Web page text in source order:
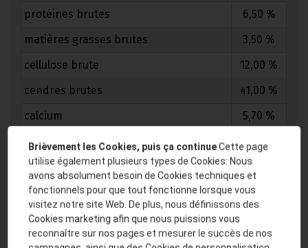
protéines brutes
6,50 %
matières grasses brutes
3,50 %
cellulose brute
12,00 %
cendres brutes
41,00 %
calcium
5,70 %
phosphore
sodium
4,10 %
magnésium
5,50 %
FlavoVital: préparation à base de fruits
(raisins bio, olives bio, caroube bio) et
Brièvement les Cookies, puis ça continueCette page
utilise également plusieurs types de Cookies: Nous
avons absolument besoin de Cookies techniques et
fonctionnels pour que tout fonctionne lorsque vous
visitez notre site Web. De plus, nous définissons des
Cookies marketing afin que nous puissions vous
reconnaître sur nos pages et mesurer le succès de nos